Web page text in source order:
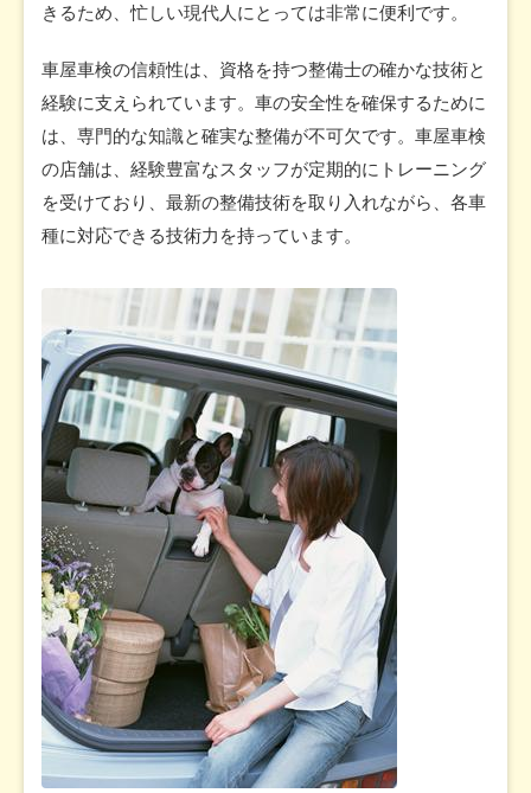
きるため、忙しい現代人にとっては非常に便利です。
車屋車検の信頼性は、資格を持つ整備士の確かな技術と
経験に支えられています。車の安全性を確保するために
は、専門的な知識と確実な整備が不可欠です。車屋車検
の店舗は、経験豊富なスタッフが定期的にトレーニング
を受けており、最新の整備技術を取り入れながら、各車
種に対応できる技術力を持っています。